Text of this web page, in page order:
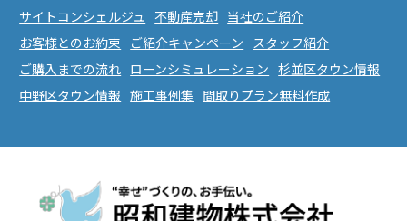
サイトコンシェルジュ
不動産売却 当社のご紹介
お客様とのお約束
ご紹介キャンペーン
スタッフ紹介
ご購入までの流れ ローンシミュレーション 杉並区タウン情報
中野区タウン情報 施工事例集 間取りプラン無料作成